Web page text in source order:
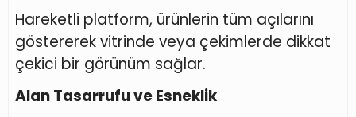
Hareketli platform, ürünlerin tüm açılarını
göstererek vitrinde veya çekimlerde dikkat
çekici bir görünüm sağlar.
Alan Tasarrufu ve Esneklik